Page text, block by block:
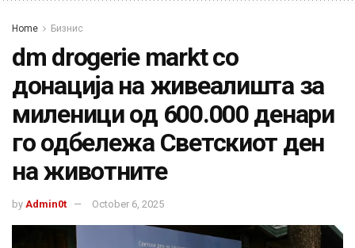
Home Бизнис
dm drogerie markt со
донација на живеалишта за
миленици од 600.000 денари
го одбележа Светскиот ден
на животните
by Admin0t October 6, 2025